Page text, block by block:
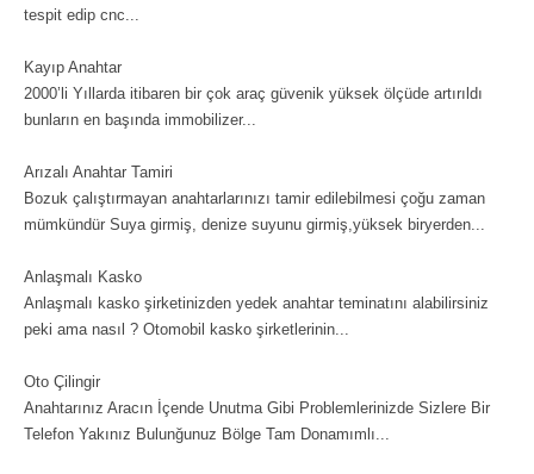
tespit edip cnc...
Kayıp Anahtar
2000’li Yıllarda itibaren bir çok araç güvenik yüksek ölçüde artırıldı
bunların en başında immobilizer...
Arızalı Anahtar Tamiri
Bozuk çalıştırmayan anahtarlarınızı tamir edilebilmesi çoğu zaman
mümkündür Suya girmiş, denize suyunu girmiş,yüksek biryerden...
Anlaşmalı Kasko
Anlaşmalı kasko şirketinizden yedek anahtar teminatını alabilirsiniz
peki ama nasıl ? Otomobil kasko şirketlerinin...
Oto Çilingir
Anahtarınız Aracın İçende Unutma Gibi Problemlerinizde Sizlere Bir
Telefon Yakınız Bulunğunuz Bölge Tam Donamımlı...